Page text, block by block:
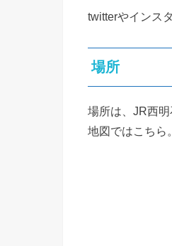
twitterやインス
場所
場所は、JR西
地図ではこちら